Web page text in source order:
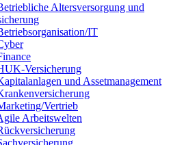
Altersversorgung und
IT
Versicherung
und Assetmanagement
Vertrieb
Arbeitswelten